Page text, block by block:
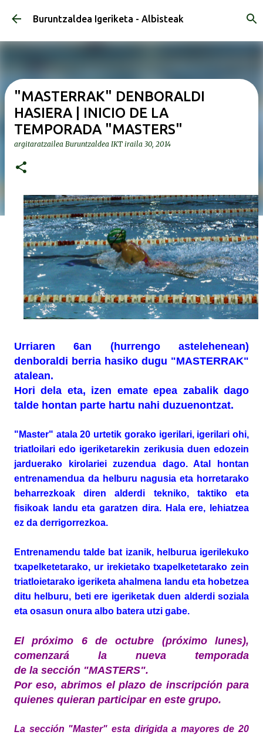
Saltatu eta joan eduki nagusira
Buruntzaldea Igeriketa - Albisteak
"MASTERRAK" DENBORALDI
HASIERA | INICIO DE LA
TEMPORADA "MASTERS"
argitaratzailea Buruntzaldea IKT iraila 30, 2014
Urriaren 6an (hurrengo astelehenean)
denboraldi berria hasiko dugu "MASTERRAK"
atalean.
Hori dela eta, izen emate epea zabalik dago
talde hontan parte hartu nahi duzuenontzat.
"Master" atala 20 urtetik gorako igerilari, igerilari ohi,
triatloilari edo igeriketarekin zerikusia duen edozein
jarduerako kirolariei zuzendua dago. Atal hontan
entrenamendua da helburu nagusia eta horretarako
beharrezkoak diren alderdi tekniko, taktiko eta
fisikoak landu eta garatzen dira. Hala ere, lehiatzea
ez da derrigorrezkoa.
Entrenamendu talde bat izanik, helburua igerilekuko
txapelketetarako, ur irekietako txapelketetarako zein
triatloietarako igeriketa ahalmena landu eta hobetzea
ditu helburu, beti ere igeriketak duen alderdi soziala
eta osasun onura albo batera utzi gabe.
El próximo 6 de octubre (próximo lunes),
comenzará la nueva temporada
de la sección "MASTERS".
Por eso, abrimos el plazo de inscripción para
quienes quieran participar en este grupo.
La sección "Master" esta dirigida a mayores de 20